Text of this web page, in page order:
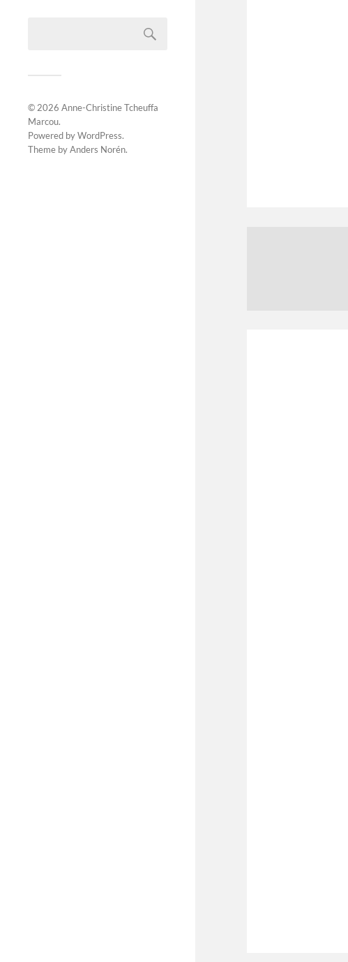
© 2026 Anne-Christine Tcheuffa
Marcou.
Powered byWordPress.
Theme byAnders Norén.